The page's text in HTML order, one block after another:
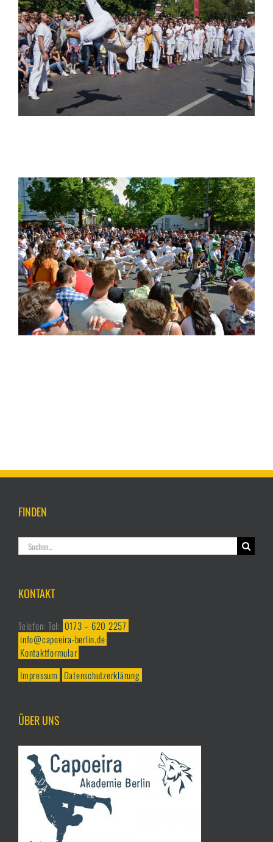
FINDEN
Suche
nach:
KONTAKT
Telefon: Tel: 0173 – 620 2257
info@capoeira-berlin.de
Kontaktformular
Impressum Datenschutzerklärung
ÜBER UNS